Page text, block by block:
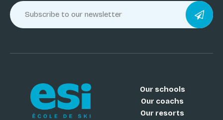
Our schools
Our coachs
Our resorts